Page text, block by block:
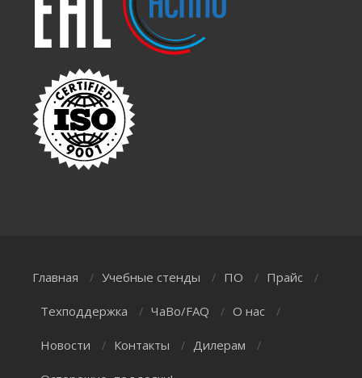
Главная / Учебные стенды / ПО / Прайс /
Техподдержка / ЧаВо/FAQ / О нас /
Новости / Контакты / Дилерам /